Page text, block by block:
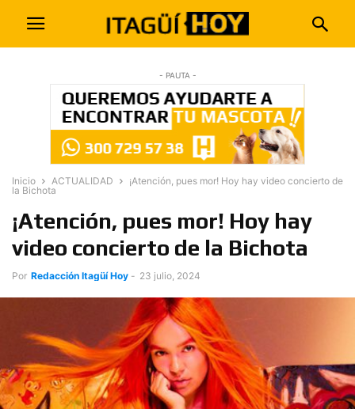
- PAUTA -
Inicio ACTUALIDAD
¡Atención, pues mor! Hoy hay video concierto de
la Bichota
¡Atención, pues mor! Hoy hay
video concierto de la Bichota
Por Redacción Itagüí Hoy - 23 julio, 2024